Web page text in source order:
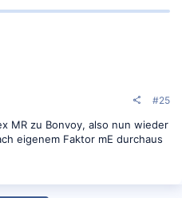
#25
MR zu Bonvoy, also nun wieder
eigenem Faktor mE durchaus